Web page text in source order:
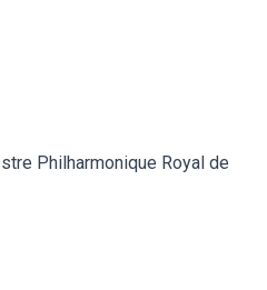
Philharmonique Royal de